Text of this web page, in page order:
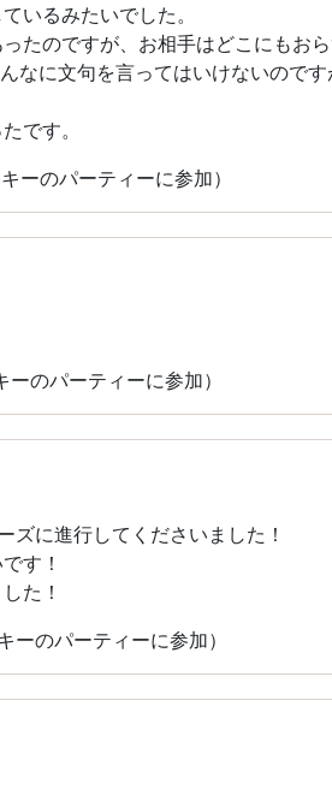
いるみたいでした。
たのですが、お相手はどこにもお
なに文句を言ってはいけないので
です。
のパーティーに参加）
のパーティーに参加）
ズに進行してくださいました！
す！
た！
のパーティーに参加）